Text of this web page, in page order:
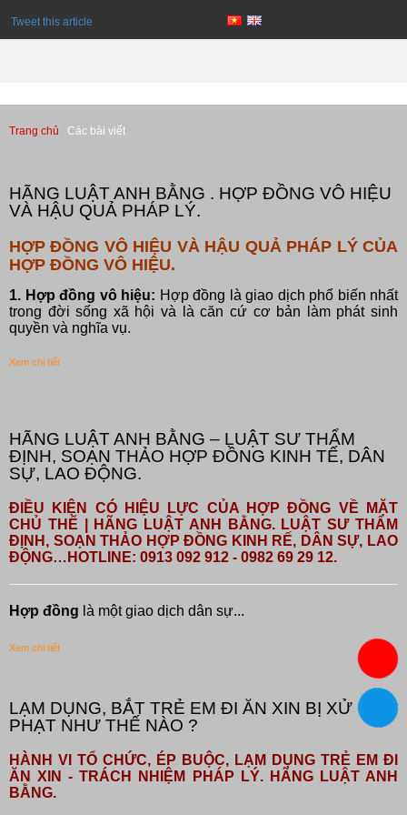
Tweet this article
Trang chủ Các bài viết
HÃNG LUẬT ANH BẰNG . HỢP ĐỒNG VÔ HIỆU
VÀ HẬU QUẢ PHÁP LÝ.
HỢP ĐỒNG VÔ HIỆU VÀ HẬU QUẢ PHÁP LÝ CỦA
HỢP ĐỒNG VÔ HIỆU.
1. Hợp đồng vô hiệu: Hợp đồng là giao dịch phổ biến nhất
trong đời sống xã hội và là căn cứ cơ bản làm phát sinh
quyền và nghĩa vụ.
Xem chi tiết
HÃNG LUẬT ANH BẰNG – LUẬT SƯ THẨM
ĐỊNH, SOẠN THẢO HỢP ĐỒNG KINH TẾ, DÂN
SỰ, LAO ĐỘNG.
ĐIỀU KIỆN CÓ HIỆU LỰC CỦA HỢP ĐỒNG VỀ MẶT
CHỦ THỂ | HÃNG LUẬT ANH BẰNG. LUẬT SƯ THẨM
ĐỊNH, SOẠN THẢO HỢP ĐỒNG KINH RẾ, DÂN SỰ, LAO
ĐỘNG…HOTLINE: 0913 092 912 - 0982 69 29 12.
Hợp đồng là một giao dịch dân sự...
Xem chi tiết
LẠM DỤNG, BẮT TRẺ EM ĐI ĂN XIN BỊ XỬ
PHẠT NHƯ THẾ NÀO ?
HÀNH VI TỔ CHỨC, ÉP BUỘC, LẠM DỤNG TRẺ EM ĐI
ĂN XIN - TRÁCH NHIỆM PHÁP LÝ. HÃNG LUẬT ANH
BẰNG.